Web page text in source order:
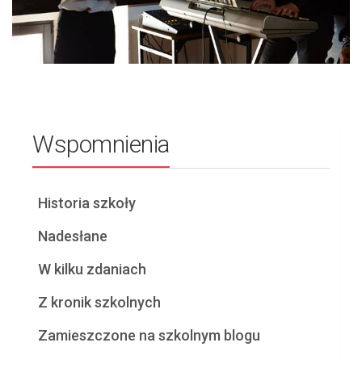
Wspomnienia
Historia szkoły
Nadesłane
W kilku zdaniach
Z kronik szkolnych
Zamieszczone na szkolnym blogu